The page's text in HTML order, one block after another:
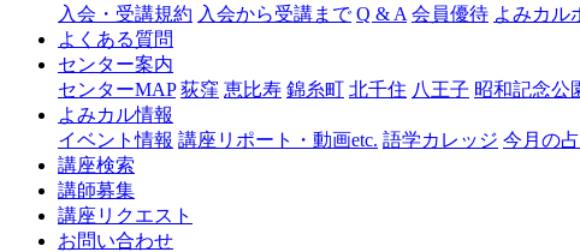
ャ
柏
入会・受講規約 入会から受講まで Q & A 会員優待 よみカル
よくある質問
センター案内
センターMAP 荻窪 恵比寿 錦糸町 北千住 八王子 昭和記念公
よみカル情報
イベント情報 講座リポート・動画etc. 語学カレッジ 今月の
講座検索
講師募集
講座リクエスト
お問い合わせ